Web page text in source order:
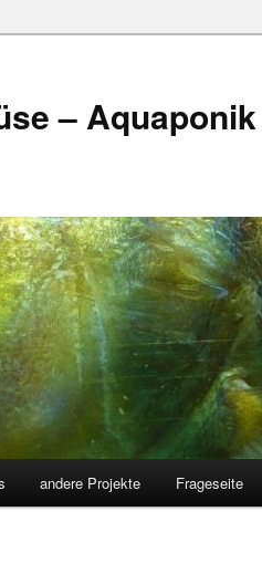
– Aquaponik
andere Projekte Frageseite